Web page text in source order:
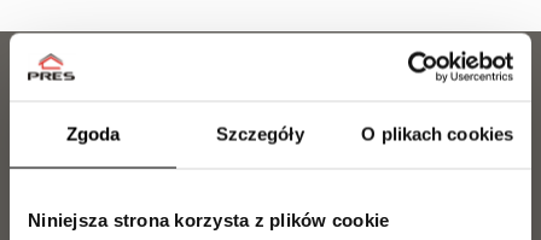
Zgoda Szczegóły O plikach cookies
Niniejsza strona korzysta z plików cookie
DZIAŁ SPRZEDAŻY
Zainteresowany zakupem lub rezerwacją mieszkania?